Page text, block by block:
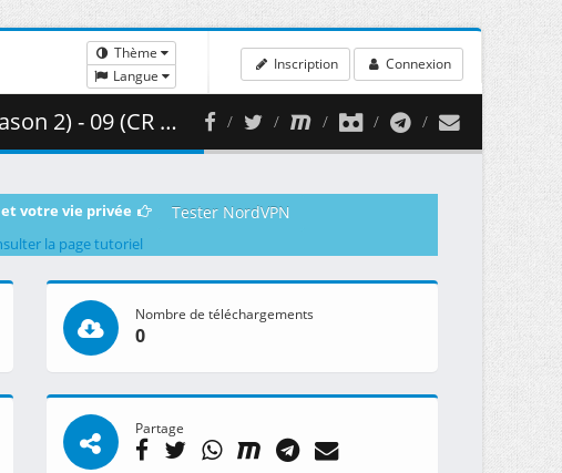
Thème
Langue
Inscription Connexion
( 458.35 MB )
votre vie privée Tester NordVPN
la page tutoriel
Nombre de téléchargements
0
Partage